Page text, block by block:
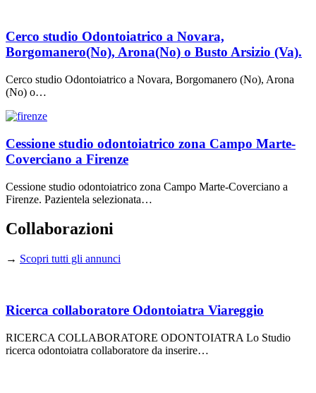
Cerco studio Odontoiatrico a Novara,
Borgomanero(No), Arona(No) o Busto Arsizio (Va).
Cerco studio Odontoiatrico a Novara, Borgomanero (No), Arona
(No) o…
Cessione studio odontoiatrico zona Campo Marte-
Coverciano a Firenze
Cessione studio odontoiatrico zona Campo Marte-Coverciano a
Firenze. Pazientela selezionata…
Collaborazioni
→ Scopri tutti gli annunci
Ricerca collaboratore Odontoiatra Viareggio
RICERCA COLLABORATORE ODONTOIATRA Lo Studio
ricerca odontoiatra collaboratore da inserire…